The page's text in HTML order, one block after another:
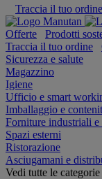
Traccia il tuo ordine
Offerte Prodotti
Traccia il tuo ordine
Sicurezza e salute
Magazzino
Igiene
Ufficio e smart
Imballaggio e
Forniture industriali e
Spazi esterni
Ristorazione
Asciugamani e
Vedi tutte le categorie